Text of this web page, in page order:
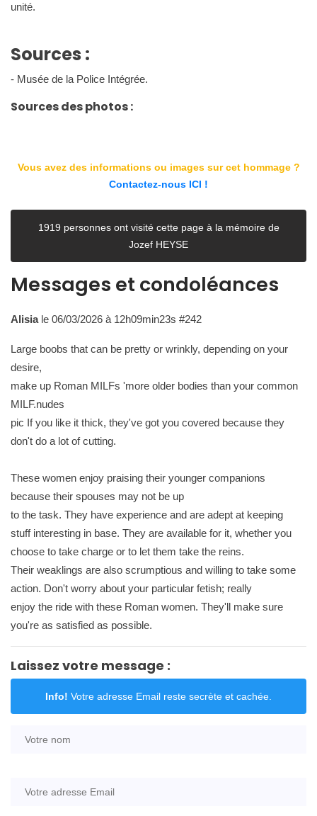
unité.
Sources :
- Musée de la Police Intégrée.
Sources des photos :
Vous avez des informations ou images sur cet hommage ?
Contactez-nous ICI !
1919 personnes ont visité cette page à la mémoire de
Jozef HEYSE
Messages et condoléances
Alisiale 06/03/2026 à 12h09min23s #242
Large boobs that can be pretty or wrinkly, depending on your
desire,
make up Roman MILFs 'more older bodies than your common
MILF.nudes
pic If you like it thick, they've got you covered because they
don't do a lot of cutting.
These women enjoy praising their younger companions
because their spouses may not be up
to the task. They have experience and are adept at keeping
stuff interesting in base. They are available for it, whether you
choose to take charge or to let them take the reins.
Their weaklings are also scrumptious and willing to take some
action. Don't worry about your particular fetish; really
enjoy the ride with these Roman women. They'll make sure
you're as satisfied as possible.
Laissez votre message :
Info! Votre adresse Email reste secrète et cachée.